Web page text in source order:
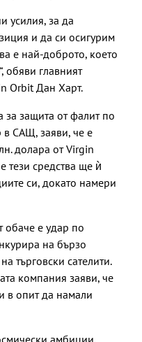
усилия, за да
и да си осигурим
е най-доброто, което
обяви главният
Orbit Дан Харт.
защита от фалит по
в САЩ, заяви, че е
долара от Virgin
тези средства ще ѝ
си, докато намери
обаче е удар по
на бързо
търговски сателити.
компания заяви, че
в опит да намали
амбиции,